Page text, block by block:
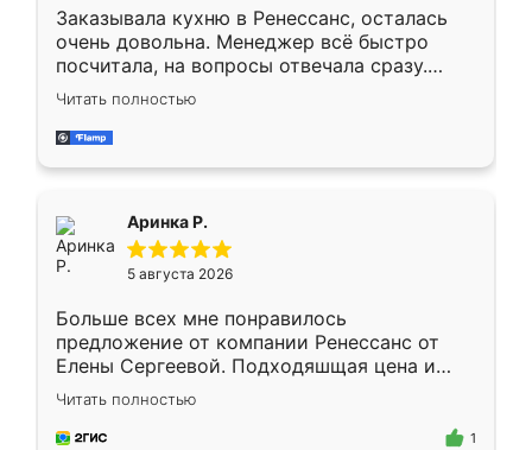
Заказывала кухню в Ренессанс, осталась
очень довольна. Менеджер всё быстро
посчитала, на вопросы отвечала сразу.
Замерщик приехал в субботу, подошёл к
делу со всей ответственностью. Собрали
за день, ребята работали аккуратно, даже
Читать полностью
Аринка Р.
5 августа 2026
Больше всех мне понравилось
предложение от компании Ренессанс от
Елены Сергеевой. Подходяшщая цена и
короткие сроки изготовления. Приехавший
для замера сотрудник Владислав
предложил по моему эскизу самый
Читать полностью
1